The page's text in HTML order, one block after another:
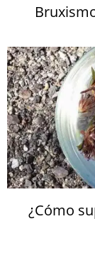
¿Cómo